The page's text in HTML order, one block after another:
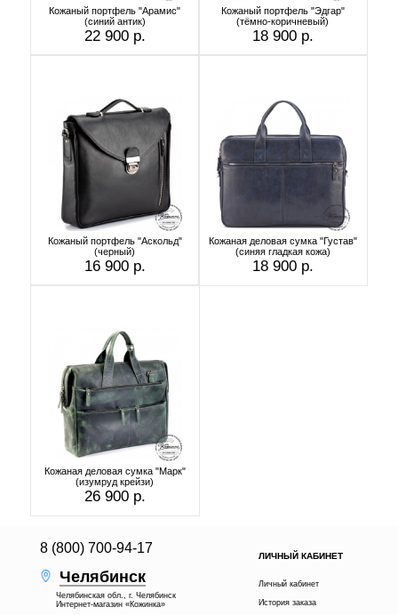
Кожаный портфель "Арамис"
(синий антик)
22 900 р.
Кожаный портфель "Эдгар"
(тёмно-коричневый)
18 900 р.
Кожаный портфель "Аскольд"
(черный)
16 900 р.
Кожаная деловая сумка "Густав"
(синяя гладкая кожа)
18 900 р.
Кожаная деловая сумка "Марк"
(изумруд крейзи)
26 900 р.
8 (800) 700-94-17
Челябинск
Челябинская обл., г. Челябинск
Интернет-магазин «Кожинка»
ЛИЧНЫЙ КАБИНЕТ
Личный кабинет
История заказа